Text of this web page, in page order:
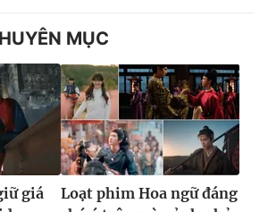
MỤC
giá
Loạt phim Hoa ngữ đáng